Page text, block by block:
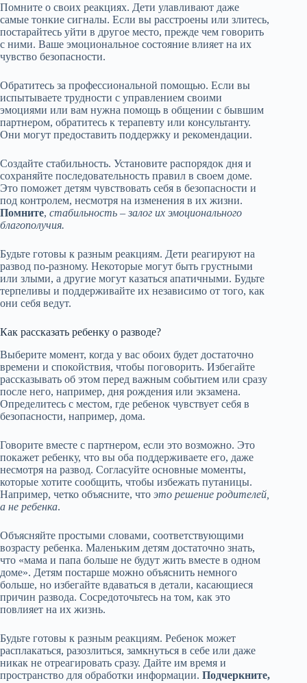
Помните о своих реакциях. Дети улавливают даже
самые тонкие сигналы. Если вы расстроены или злитесь,
постарайтесь уйти в другое место, прежде чем говорить
с ними. Ваше эмоциональное состояние влияет на их
чувство безопасности.
Обратитесь за профессиональной помощью. Если вы
испытываете трудности с управлением своими
эмоциями или вам нужна помощь в общении с бывшим
партнером, обратитесь к терапевту или консультанту.
Они могут предоставить поддержку и рекомендации.
Создайте стабильность. Установите распорядок дня и
сохраняйте последовательность правил в своем доме.
Это поможет детям чувствовать себя в безопасности и
под контролем, несмотря на изменения в их жизни.
Помните, стабильность – залог их эмоционального
благополучия.
Будьте готовы к разным реакциям. Дети реагируют на
развод по-разному. Некоторые могут быть грустными
или злыми, а другие могут казаться апатичными. Будьте
терпеливы и поддерживайте их независимо от того, как
они себя ведут.
Как рассказать ребенку о разводе?
Выберите момент, когда у вас обоих будет достаточно
времени и спокойствия, чтобы поговорить. Избегайте
рассказывать об этом перед важным событием или сразу
после него, например, дня рождения или экзамена.
Определитесь с местом, где ребенок чувствует себя в
безопасности, например, дома.
Говорите вместе с партнером, если это возможно. Это
покажет ребенку, что вы оба поддерживаете его, даже
несмотря на развод. Согласуйте основные моменты,
которые хотите сообщить, чтобы избежать путаницы.
Например, четко объясните, что это решение родителей,
а не ребенка.
Объясняйте простыми словами, соответствующими
возрасту ребенка. Маленьким детям достаточно знать,
что «мама и папа больше не будут жить вместе в одном
доме». Детям постарше можно объяснить немного
больше, но избегайте вдаваться в детали, касающиеся
причин развода. Сосредоточьтесь на том, как это
повлияет на их жизнь.
Будьте готовы к разным реакциям. Ребенок может
расплакаться, разозлиться, замкнуться в себе или даже
никак не отреагировать сразу. Дайте им время и
пространство для обработки информации. Подчеркните,